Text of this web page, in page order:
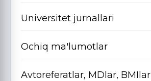
Universitet jurnallari
Ochiq ma'lumotlar
Avtoreferatlar, MDlar, BMIlar